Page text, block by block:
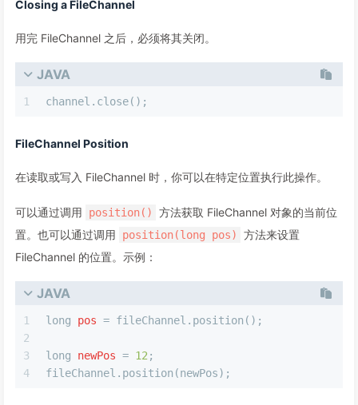
Closing a FileChannel
用完 FileChannel 之后，必须将其关闭。
JAVA
1 channel.close();
FileChannel Position
在读取或写入 FileChannel 时，你可以在特定位置执行此操作。
可以通过调用 position()
方法获取 FileChannel 对象的当前位
置。也可以通过调用
position(long pos)
方法来设置
FileChannel 的位置。示例：
JAVA
1
2
3
4
long pos = fileChannel.position();
long newPos = 12;
fileChannel.position(newPos);